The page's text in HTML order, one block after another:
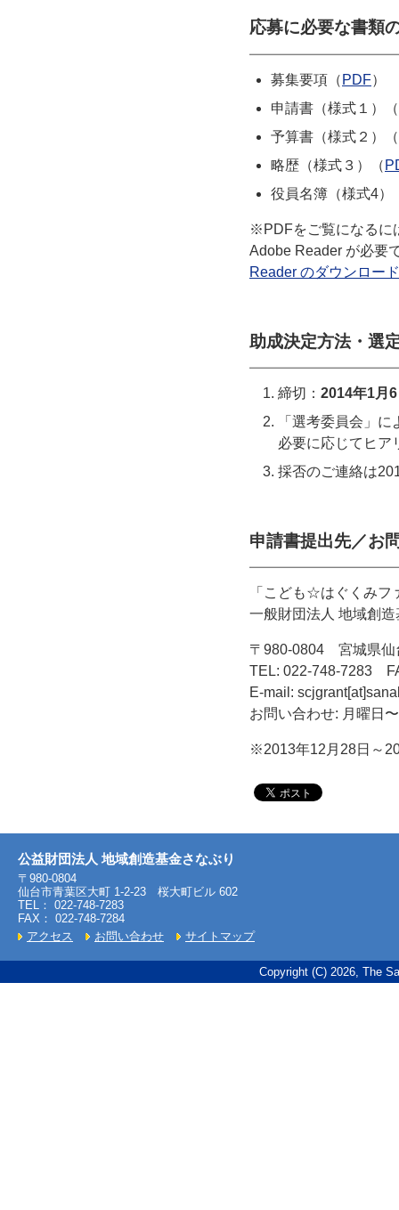
応募に必要な書類
募集要項（ PDF）
申請書（様式１）（
予算書（様式２）（
略歴（様式３）（
役員名簿（様式4）
※PDFをご覧になるに
Adobe Reader が必要
Reader のダウンロー
助成決定方法・選
締切： 2014年1月
「選考委員会」
必要に応じてヒア
採否のご連絡は
申請書提出先／お
「こども☆はぐくみフ
一般財団法人 地域創
〒980-0804 宮城県仙
TEL: 022-748-7283
E-mail:
お問い合わせ: 月曜日
※2013年12月28日～
公益財団法人 地域創造基金さなぶり
〒980-0804
仙台市青葉区大町 1-2-23 桜大町ビル 602
TEL： 022-748-7283
FAX： 022-748-7284
アクセス
お問い合わせ サイトマップ
Copyright (C) 2026, The